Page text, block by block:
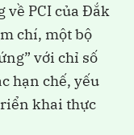
về PCI của Đắk
chí, một bộ
với chỉ số
hạn chế, yếu
khai thực